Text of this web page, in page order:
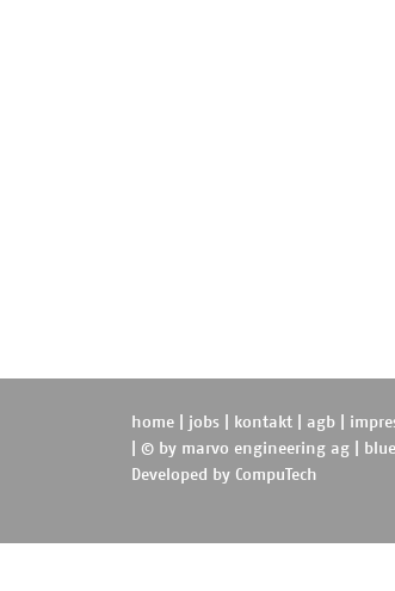
home jobs kontakt agb
| © by marvo engineering ag
Developed by CompuTech